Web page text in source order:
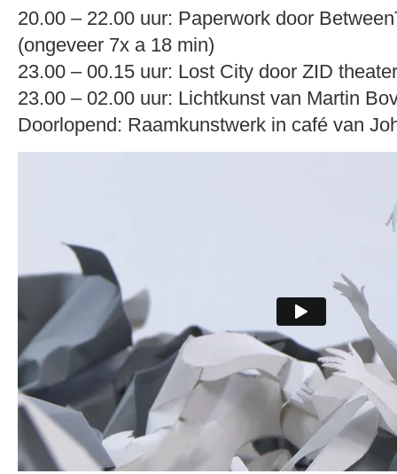
20.00 – 22.00 uur: Paperwork door
(ongeveer 7x a 18 min)
23.00 – 00.15 uur: Lost City door ZID
23.00 – 02.00 uur: Lichtkunst van Martin
Doorlopend: Raamkunstwerk in café van